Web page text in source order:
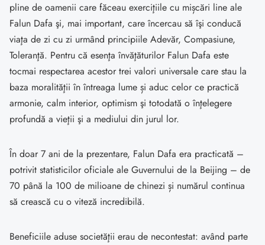
pline de oamenii care făceau exerciţiile cu mișcări line ale
Falun Dafa şi, mai important, care încercau să îşi conducă
viaţa de zi cu zi urmând principiile Adevăr, Compasiune,
Toleranţă. Pentru că esenţa învăţăturilor Falun Dafa este
tocmai respectarea acestor trei valori universale care stau la
baza moralităţii în întreaga lume și aduc celor ce practică
armonie, calm interior, optimism şi totodată o înţelegere
profundă a vieţii şi a mediului din jurul lor.
În doar 7 ani de la prezentare, Falun Dafa era practicată –
potrivit statisticilor oficiale ale Guvernului de la Beijing – de
70 până la 100 de milioane de chinezi și numărul continua
să crească cu o viteză incredibilă.
Beneficiile aduse societăţii erau de necontestat: având parte